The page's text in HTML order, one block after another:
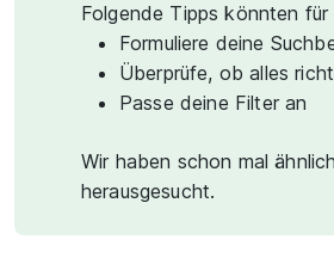
Folgende Tipps könnten
Formuliere deine
Überprüfe, ob alles
Passe deine Filter an
Wir haben schon mal
herausgesucht.